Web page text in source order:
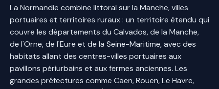
La Normandie combine littoral sur la Manche, villes
portuaires et territoires ruraux : un territoire étendu qui
couvre les départements du Calvados, de la Manche,
de l'Orne, de l'Eure et de la Seine-Maritime, avec des
habitats allant des centres-villes portuaires aux
pavillons périurbains et aux fermes anciennes. Les
grandes préfectures comme Caen, Rouen, Le Havre,